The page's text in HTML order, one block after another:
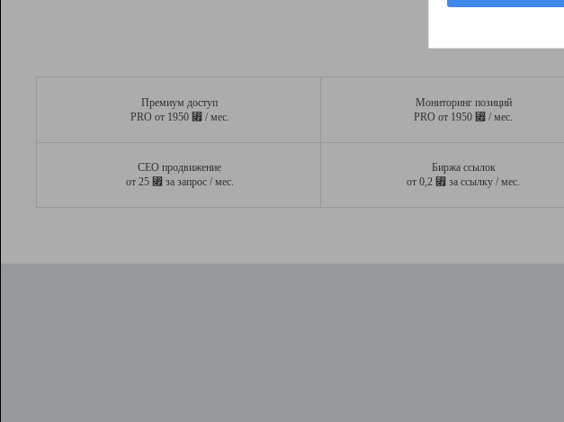
Премиум доступ
PRO от 1950 ⃏ / мес.
Мониторинг позиций
PRO от 1950 ⃏ / мес.
СЕО продвижение
от 25 ⃏ за запрос / мес.
Биржа ссылок
от 0,2 ⃏ за ссылку / мес.